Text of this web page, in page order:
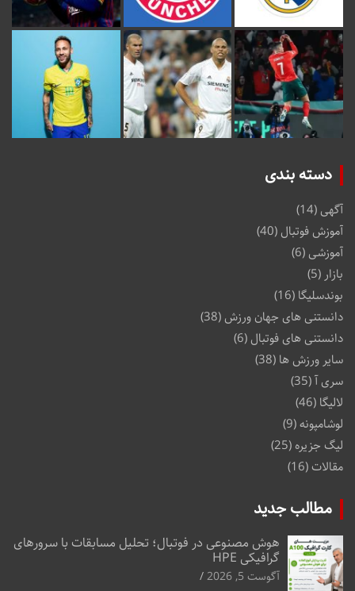
دسته بندی
آگهی(14)
آموزش فوتبال (40)
آموزشی(6)
بازار (5)
بوندسلیگا (16)
دانستنی های جهان ورزش(38)
دانستنی های فوتبال (6)
سایر ورزش ها (38)
سری آ(35)
لالیگا (46)
لوشامپونه(9)
لیگ جزیره (25)
مقالات(16)
مطالب جدید
هوش مصنوعی در فوتبال؛ تحلیل مسابقات با سرورهای
گرافیکی HPE
آگوست 5, 2026